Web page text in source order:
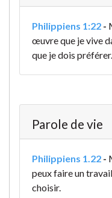
Philippiens 1:22 -
œuvre que je vive
que je dois préférer.
Parole de vie
Philippiens 1.22 -
peux faire un
choisir.